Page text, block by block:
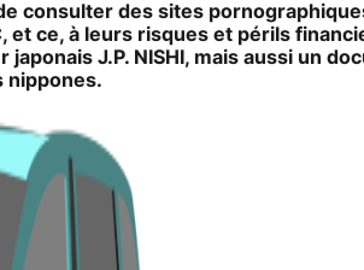
consulter des sites
et ce, à leurs risques et périls
J.P. NISHI, mais aussi un
nippones.